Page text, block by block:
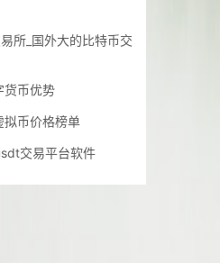
所_国外大的比特币交
货币优势
拟币价格榜单
交易平台软件